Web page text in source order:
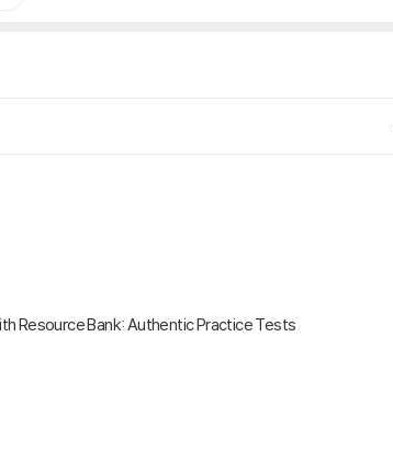
Resource Bank: Authentic Practice Tests